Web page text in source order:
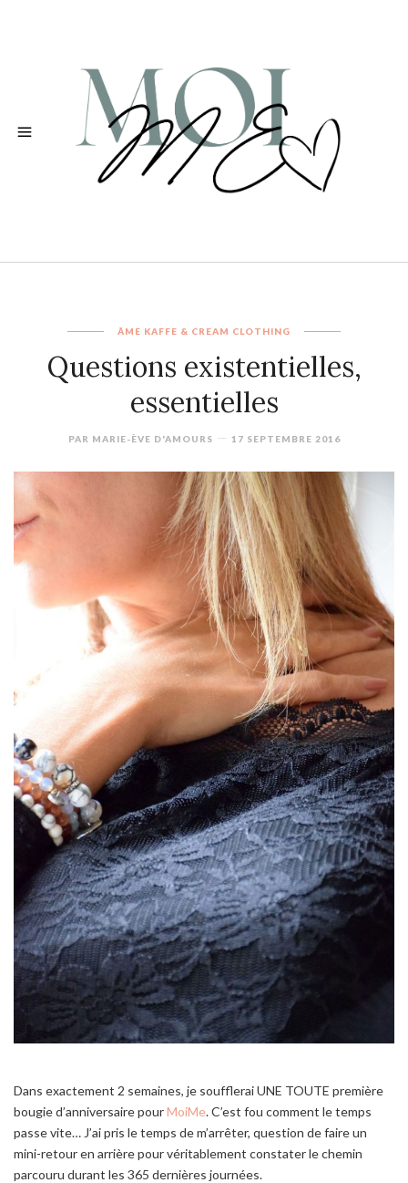
ÂME KAFFE & CREAM CLOTHING
Questions existentielles,
essentielles
PAR MARIE-ÈVE D'AMOURS 17 SEPTEMBRE 2016
Dans exactement 2 semaines, je soufflerai UNE TOUTE première
bougie d’anniversaire pourMoiMe. C’est fou comment le temps
passe vite… J’ai pris le temps de m’arrêter, question de faire un
mini-retour en arrière pour véritablement constater le chemin
parcouru durant les 365 dernières journées.